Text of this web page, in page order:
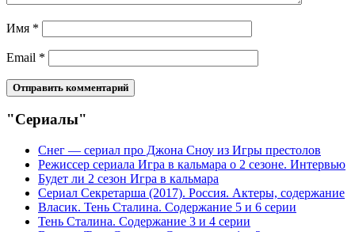
Имя *
Email *
"Сериалы"
Снег — сериал про Джона Сноу из Игры престолов
Режиссер сериала Игра в кальмара о 2 сезоне. Интервью
Будет ли 2 сезон Игра в кальмара
Сериал Секретарша (2017). Россия. Актеры, содержание
Власик. Тень Сталина. Содержание 5 и 6 серии
Тень Сталина. Содержание 3 и 4 серии